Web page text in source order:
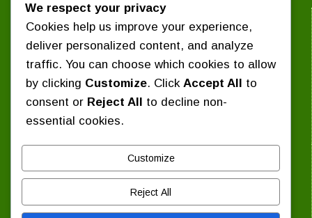
সংগঠন সম্পর্কে জানুন :
পরিচিতি
৪ দফা কর্মসূচি
প্রশ্নোত্তর
কেন্দ্রীয় সংগঠন
নির্বাচিত সংবাদ
প্রেস বিজ্ঞপ্তি / বিবৃতি
কেন্দ্রীয় কার্যালয় : ১৬ বিজয়নগর, ঢাকা-১০০০।
ইমেইল: chhatra.majlis@gmail.com
We respect your privacy
Cookies help us improve your experience,
deliver personalized content, and analyze
traffic. You can choose which cookies to allow
by clicking Customize. Click Accept All to
consent or Reject All to decline non-
essential cookies.
Customize
Reject All